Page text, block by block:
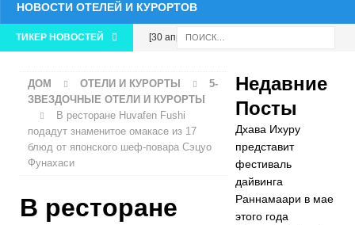
НОВОСТИ ОТЕЛЕЙ И КУРОРТОВ
ТИКЕР НОВОСТЕЙ [30 апреля
Marriott
Maldives Kaafu
ДОМ ОТЕЛИ И КУРОРТЫ
5-
ЗВЕЗДОЧНЫЕ ОТЕЛИ И КУРОРТЫ
В ресторане Huvafen Fushi
подадут знаменитое омакасе из 17
блюд от японского шеф-повара Сэцуо
Фунахаси
В ресторане
Недавние
Посты
Дхава Ихуру
представит
фестиваль
дайвинга
Раннамаари в мае
этого года